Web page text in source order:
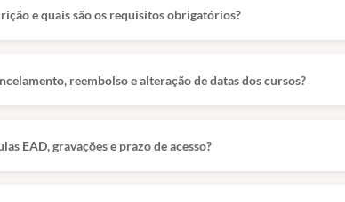
e quais são os requisitos obrigatórios?
reembolso e alteração de datas dos cursos?
EAD, gravações e prazo de acesso?